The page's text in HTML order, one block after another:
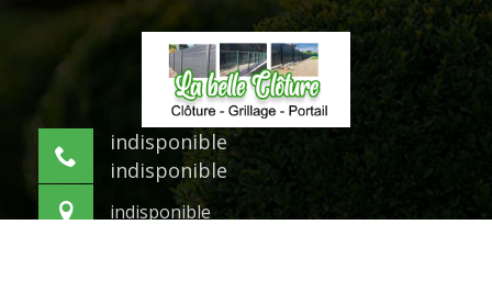
indisponible
indisponible
indisponible